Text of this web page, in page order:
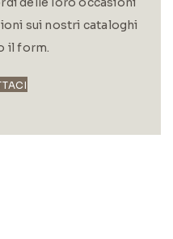
sui nostri cataloghi
il form.